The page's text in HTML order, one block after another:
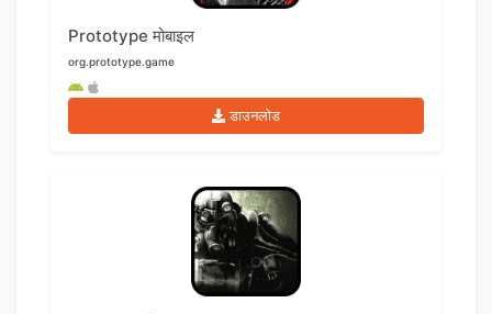
Prototype मोबाइल
org.prototype.game
डाउनलोड